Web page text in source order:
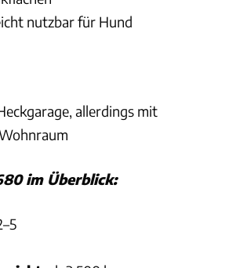
nutzbar für Hund
allerdings mit
im Überblick: